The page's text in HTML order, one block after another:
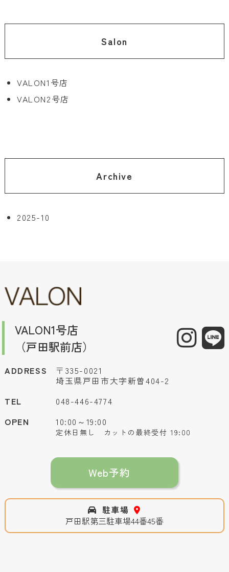
Salon
VALON1号店
VALON2号店
Archive
2025-10
VALON1号店
（戸田駅前店）
ADDRESS
〒335-0021
埼玉県戸田市大字新曽404-2
TEL
048-446-4774
OPEN
10:00～19:00
定休日無し カットの最終受付 19:00
Web予約
駐車場
戸田駅第三駐車場44番45番